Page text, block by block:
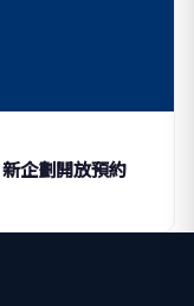
企劃開放預約